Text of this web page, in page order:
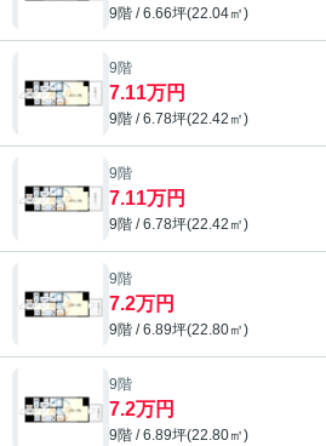
9階 / 6.66坪(22.04㎡)
9階
7.11万円
9階 / 6.78坪(22.42㎡)
9階
7.11万円
9階 / 6.78坪(22.42㎡)
9階
7.2万円
9階 / 6.89坪(22.80㎡)
9階
7.2万円
9階 / 6.89坪(22.80㎡)